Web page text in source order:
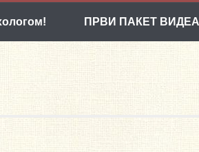
ПРВИ ПАКЕТ ВИДЕА: Духовни